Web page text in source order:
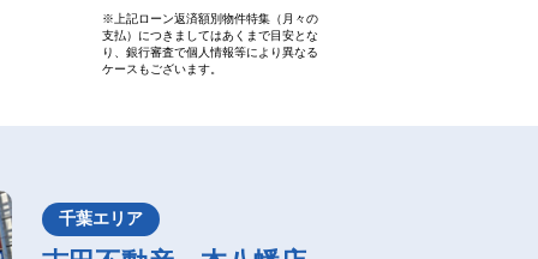
※上記ローン返済額別物件特集（月々の
支払）につきましてはあくまで目安とな
り、銀行審査で個人情報等により異なる
ケースもございます。
千葉エリア